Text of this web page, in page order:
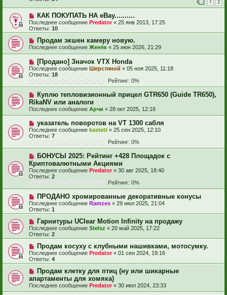
1 2
КАК ПОКУПАТЬ НА eBay..........
Последнее сообщение Predator« 25 янв 2013, 17:25
Ответы: 10
Продам экшен камеру новую.
Последнее сообщение Женёк « 25 июн 2026, 21:29
[Продано] Значок VTX Honda
Последнее сообщение Шерстяной « 05 ноя 2025, 11:18
Ответы: 18
Рейтинг: 0%
Куплю тепловизионный прицел GTR650 (Guide TR650),
RikaNV или аналоги
Последнее сообщение Арчи « 28 окт 2025, 12:16
указатель поворотов на VT 1300 сабля
Последнее сообщение kastett « 25 сен 2025, 12:10
Ответы: 7
Рейтинг: 0%
БОНУСЫ 2025: Рейтинг +428 Площадок с
Криптовалютными Акциями
Последнее сообщение Predator« 30 авг 2025, 18:40
Ответы: 2
Рейтинг: 0%
ПРОДАНО хромированные декоративные конусы
Последнее сообщение Ramzes « 29 июл 2025, 21:04
Ответы: 1
Гарнитуры UClear Motion Infinity на продажу
Последнее сообщение Stelsz « 20 май 2025, 17:22
Ответы: 2
Продам косуху с клубными нашивками, мотосумку.
Последнее сообщение Predator« 01 сен 2024, 19:16
Ответы: 4
Продам клетку для птиц (ну или шикарные
апартаменты для хомяка)
Последнее сообщение Predator« 30 июл 2024, 23:33